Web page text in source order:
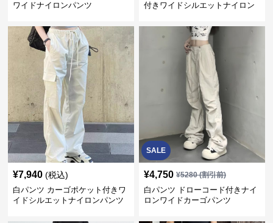
ワイドナイロンパンツ
付きワイドシルエットナイロン
¥7,940 (税込)
白パンツ カーゴポケット付きワ
イドシルエットナイロンパンツ
SALE
¥4,750 ¥5280(割引前)
白パンツ ドローコード付きナイ
ロンワイドカーゴパンツ